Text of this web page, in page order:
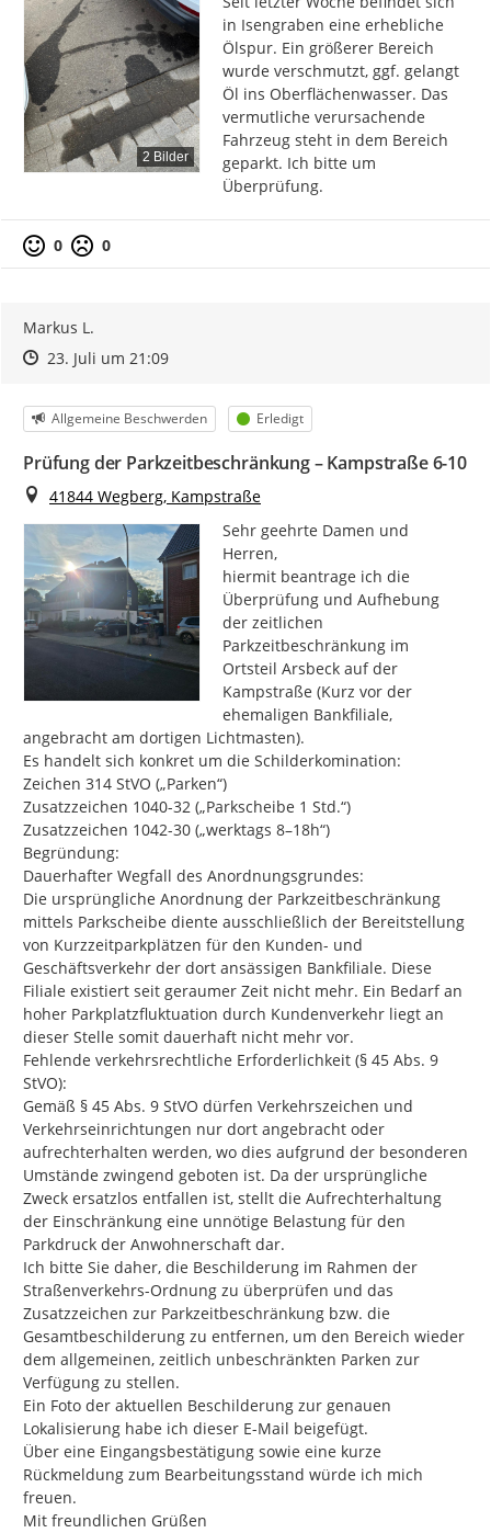
2 Bilder
in Isengraben eine erhebliche
Ölspur. Ein größerer Bereich
wurde verschmutzt, ggf. gelangt
Öl ins Oberflächenwasser. Das
vermutliche verursachende
Fahrzeug steht in dem Bereich
geparkt. Ich bitte um
Überprüfung.
0 0
Markus L.
Zeitpunkt des Erstellens
Zeitpunkt des Erstellens
23. Juli um 21:09Zur Äußerung
Kategorie
Allgemeine Beschwerden Status
Erledigt
Prüfung der Parkzeitbeschränkung – Kampstraße 6-10
Ort
41844 Wegberg, Kampstraße
Sehr geehrte Damen und
Herren,
​hiermit beantrage ich die
Überprüfung und Aufhebung
der zeitlichen
Parkzeitbeschränkung im
Ortsteil Arsbeck auf der
Kampstraße (Kurz vor der
ehemaligen Bankfiliale,
angebracht am dortigen Lichtmasten).
​Es handelt sich konkret um die Schilderkomination:
​Zeichen 314 StVO („Parken“)
​Zusatzzeichen 1040-32 („Parkscheibe 1 Std.“)
​Zusatzzeichen 1042-30 („werktags 8–18h“)
​Begründung:
​Dauerhafter Wegfall des Anordnungsgrundes:
Die ursprüngliche Anordnung der Parkzeitbeschränkung
mittels Parkscheibe diente ausschließlich der Bereitstellung
von Kurzzeitparkplätzen für den Kunden- und
Geschäftsverkehr der dort ansässigen Bankfiliale. Diese
Filiale existiert seit geraumer Zeit nicht mehr. Ein Bedarf an
hoher Parkplatzfluktuation durch Kundenverkehr liegt an
dieser Stelle somit dauerhaft nicht mehr vor.
​Fehlende verkehrsrechtliche Erforderlichkeit (§ 45 Abs. 9
StVO):
Gemäß § 45 Abs. 9 StVO dürfen Verkehrszeichen und
Verkehrseinrichtungen nur dort angebracht oder
aufrechterhalten werden, wo dies aufgrund der besonderen
Umstände zwingend geboten ist. Da der ursprüngliche
Zweck ersatzlos entfallen ist, stellt die Aufrechterhaltung
der Einschränkung eine unnötige Belastung für den
Parkdruck der Anwohnerschaft dar.
​Ich bitte Sie daher, die Beschilderung im Rahmen der
Straßenverkehrs-Ordnung zu überprüfen und das
Zusatzzeichen zur Parkzeitbeschränkung bzw. die
Gesamtbeschilderung zu entfernen, um den Bereich wieder
dem allgemeinen, zeitlich unbeschränkten Parken zur
Verfügung zu stellen.
​Ein Foto der aktuellen Beschilderung zur genauen
Lokalisierung habe ich dieser E-Mail beigefügt.
​Über eine Eingangsbestätigung sowie eine kurze
Rückmeldung zum Bearbeitungsstand würde ich mich
freuen.
​Mit freundlichen Grüßen